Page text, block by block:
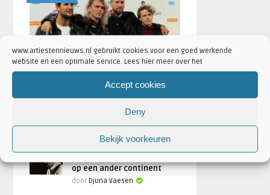
www.artiestennieuws.nl gebruikt cookies voor een goed werkende
website en een optimale service. Lees hier meer over het
Accept cookies
Deny
Bekijk voorkeuren
zich uit over vertrek Yuki
Kempees
Djuna Vaesen
Radiohead zet comeback
op een ander continent
door Djuna Vaesen